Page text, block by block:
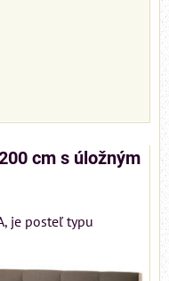
cm s úložným
je posteľ typu